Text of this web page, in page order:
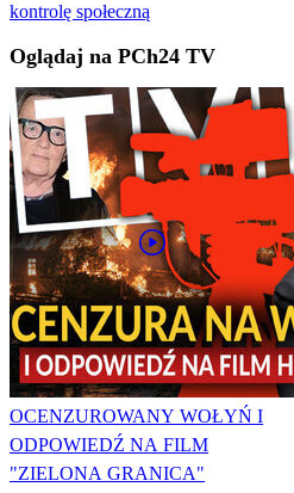
kontrolę społeczną
Oglądaj na PCh24 TV
OCENZUROWANY WOŁYŃ I
ODPOWIEDŹ NA FILM
"ZIELONA GRANICA"